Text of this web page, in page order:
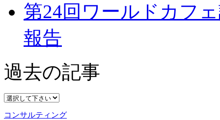
第24回ワールドカフ
報告
過去の記事
コンサルティング